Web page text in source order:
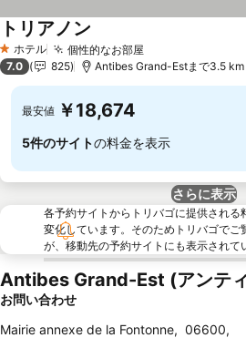
1 ホテルのランク
ホテル 個性的なお部屋
トリアノン
7.0 825 Antibes Grand-Estまで3.5 km
最安値 ￥18,674
5件のサイトの料金を表示
さらに表示
各予約サイトからトリバゴに提供される
変化しています。そのためトリバゴでご
が、移動先の予約サイトにも表示されて
Antibes Grand-Est (アンテ
お問い合わせ
Mairie annexe de la Fontonne, 06600,